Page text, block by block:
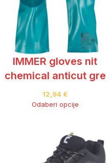
IMMER gloves nit
chemical anticut gre
12,94 €
Odaberi opcije